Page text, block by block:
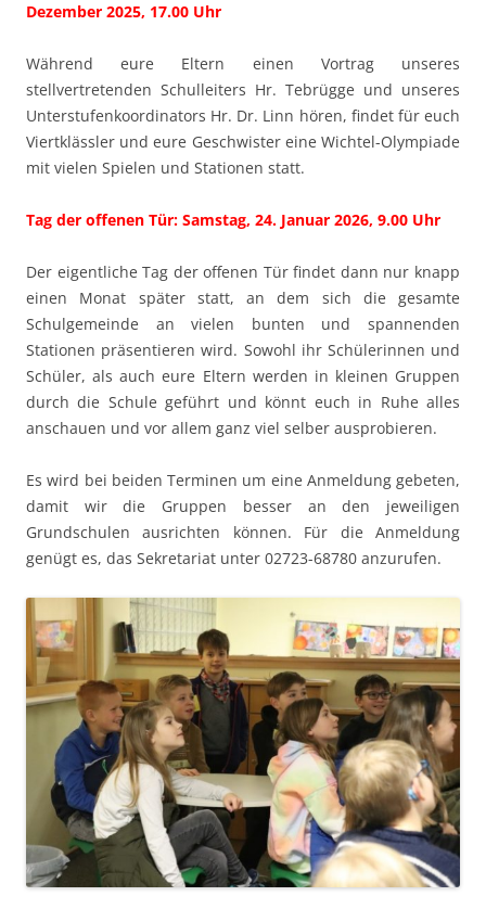
Dezember 2025, 17.00 Uhr
Während eure Eltern einen Vortrag unseres
stellvertretenden Schulleiters Hr. Tebrügge und unseres
Unterstufenkoordinators Hr. Dr. Linn hören, findet für euch
Viertklässler und eure Geschwister eine Wichtel-Olympiade
mit vielen Spielen und Stationen statt.
Tag der offenen Tür: Samstag, 24. Januar 2026, 9.00 Uhr
Der eigentliche Tag der offenen Tür findet dann nur knapp
einen Monat später statt, an dem sich die gesamte
Schulgemeinde an vielen bunten und spannenden
Stationen präsentieren wird. Sowohl ihr Schülerinnen und
Schüler, als auch eure Eltern werden in kleinen Gruppen
durch die Schule geführt und könnt euch in Ruhe alles
anschauen und vor allem ganz viel selber ausprobieren.
Es wird bei beiden Terminen um eine Anmeldung gebeten,
damit wir die Gruppen besser an den jeweiligen
Grundschulen ausrichten können. Für die Anmeldung
genügt es, das Sekretariat unter 02723-68780 anzurufen.